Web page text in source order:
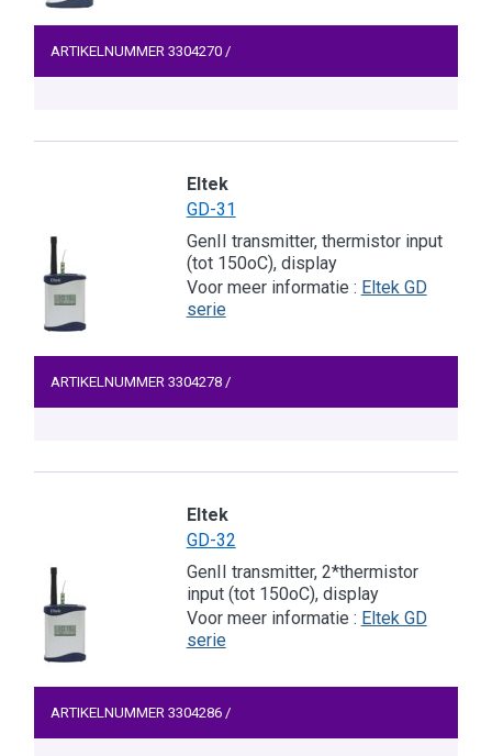
ARTIKELNUMMER 3304270 /
Eltek
GD-31
GenII transmitter, thermistor input
(tot 150oC), display
Voor meer informatie : Eltek GD
serie
ARTIKELNUMMER 3304278 /
Eltek
GD-32
GenII transmitter, 2*thermistor
input (tot 150oC), display
Voor meer informatie : Eltek GD
serie
ARTIKELNUMMER 3304286 /